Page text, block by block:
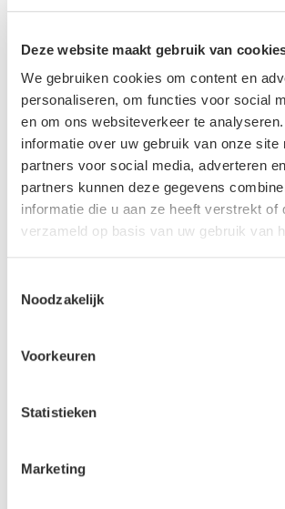
Deze website maakt gebruik van
We gebruiken cookies om content en
personaliseren, om functies voor social
en om ons websiteverkeer te
informatie over uw gebruik van onze site
partners voor social media, adverteren
partners kunnen deze gegevens
informatie die u aan ze heeft verstrekt of
verzameld op basis van uw gebruik van
Noodzakelijk
Voorkeuren
Statistieken
Marketing
beter onderbouwde keuzes kunnen
Zo vormt de watersysteemanalyse de
inzicht naar ontwerp, afweging en
veerkrachtig en klimaatbestendig
We kijken altijd vooraf
passende oplossing.
manier is om het
duurzaam en functioneel